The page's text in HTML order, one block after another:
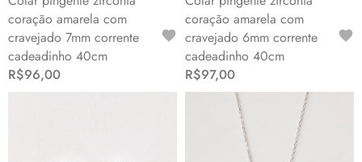
coração amarela com
cravejado 7mm corrente
cadeadinho 40cm
R$96,00
coração amarela com
cravejado 6mm corrente
cadeadinho 40cm
R$97,00